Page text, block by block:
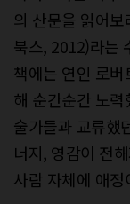
의 산문을 읽어
북스, 2012)라는
책에는 연인 로
해 순간순간 노
술가들과 교류했
너지, 영감이 전
사람 자체에 애